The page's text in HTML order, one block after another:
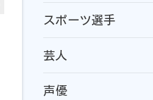
スポーツ選手
芸人
声優